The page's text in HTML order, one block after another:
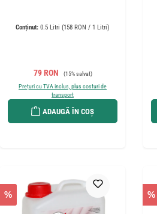
Conținut: 0.5 Litri (158 RON / 1 Litri)
Preț de vânzare:
79 RON Preț obișnuit:
(15% salvat)
Prețuri cu TVA inclus, plus costuri de
transport
ADAUGĂ ÎN COȘ
% %